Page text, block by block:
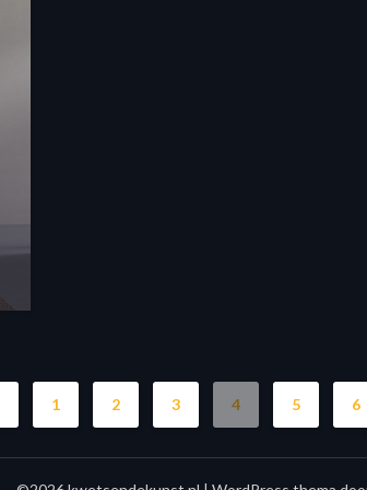
1 2 3 4 5 6